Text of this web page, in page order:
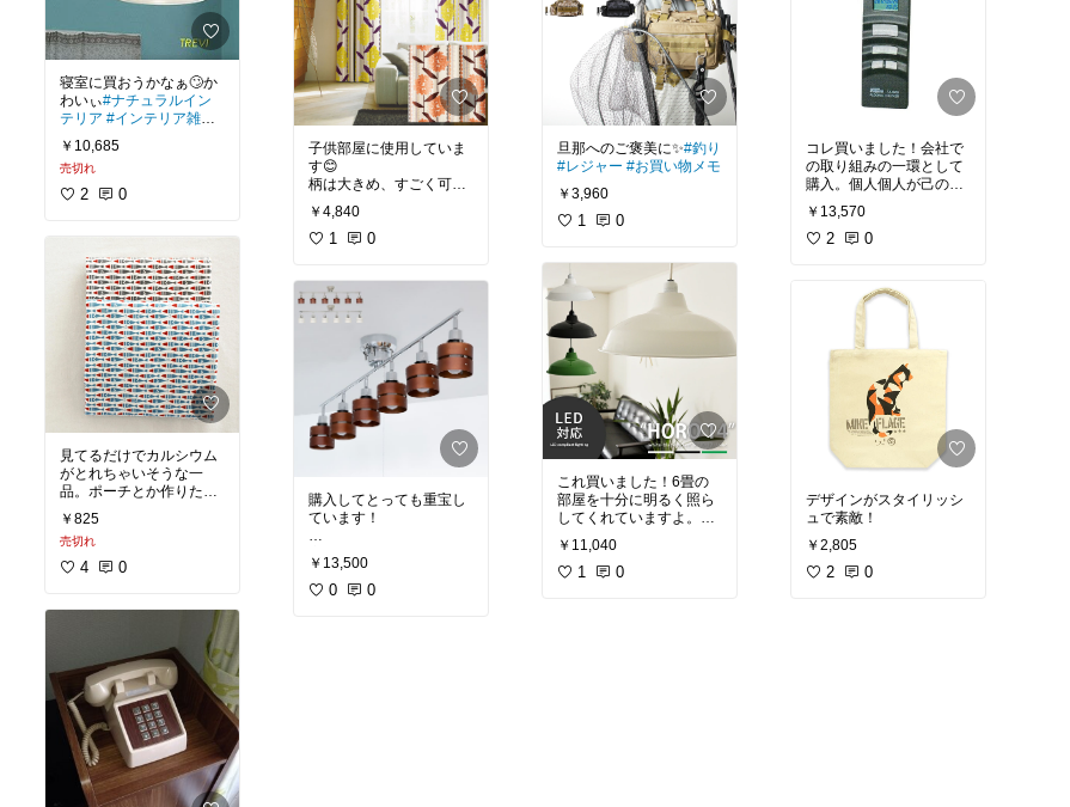
寝室に買おうかなぁ🙄か
わいぃ#ナチュラルイン
テリア #インテリア雑貨
#モノトーンインテリア
北欧
￥10,685
売切れ
2 0
見てるだけでカルシウム
がとれちゃいそうな一
品。ポーチとか作りたい
￥825
売切れ
4 0
子供部屋に使用していま
す😊
柄は大きめ、すごく可愛
いデザインでお部屋がパ
ッと明るくなります。女
子にオススメ❤️
メ
￥4,840
1 0
購入してとっても重宝し
ています！
夜はムーディーにオレン
ジな光に調光したり
朝曇りの日などに明かり
￥13,500
0 0
旦那へのご褒美に✨#釣り
#レジャー #お買い物メモ
￥3,960
1 0
これ買いました！6畳の
部屋を十分に明るく照ら
してくれていますよ。
コードが長いので、私は
コードリールも一緒に購
￥11,040
1 0
コレ買いました！会社で
の取り組みの一環として
購入。個人個人が己のア
ルコールチェックを行
い、その日の業務に支障
が無いかを把握する為に
用できる為経済的だと思
います★
￥13,570
2 0
デザインがスタイリッシ
ュで素敵！
￥2,805
2 0